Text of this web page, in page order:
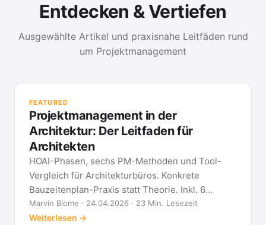
Entdecken & Vertiefen
Ausgewählte Artikel und praxisnahe Leitfäden rund
um Projektmanagement
FEATURED
Projektmanagement in der
Architektur: Der Leitfaden für
Architekten
HOAI-Phasen, sechs PM-Methoden und Tool-
Vergleich für Architekturbüros. Konkrete
Bauzeitenplan-Praxis statt Theorie. Inkl. 6
Architekten-FAQ.
Marvin Blome · 24.04.2026 · 23 Min. Lesezeit
Weiterlesen →